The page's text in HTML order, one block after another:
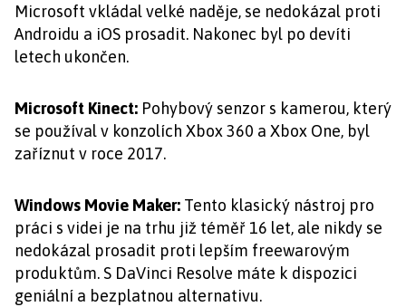
Microsoft vkládal velké naděje, se nedokázal proti
Androidu a iOS prosadit. Nakonec byl po devíti
letech ukončen.
Microsoft Kinect: Pohybový senzor s kamerou, který
se používal v konzolích Xbox 360 a Xbox One, byl
zaříznut v roce 2017.
Windows Movie Maker: Tento klasický nástroj pro
práci s videi je na trhu již téměř 16 let, ale nikdy se
nedokázal prosadit proti lepším freewarovým
produktům. S DaVinci Resolve máte k dispozici
geniální a bezplatnou alternativu.